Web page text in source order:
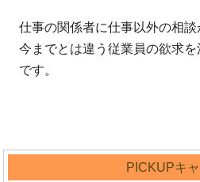
仕事の関係者に仕事以外の相談
今までとは違う従業員の欲求
です。
PICKUPキ